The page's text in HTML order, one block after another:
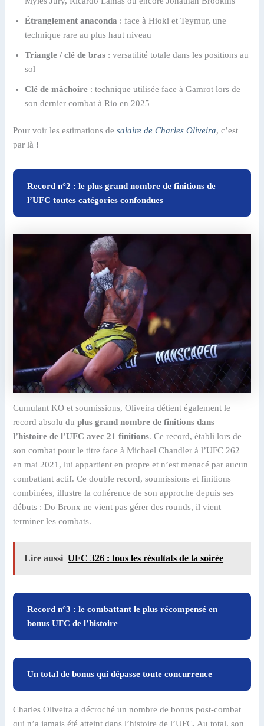
Étranglement anaconda : face à Hioki et Teymur, une
technique rare au plus haut niveau
Triangle / clé de bras : versatilité totale dans les positions au
sol
Clé de mâchoire : technique utilisée face à Gamrot lors de
son dernier combat à Rio en 2025
Pour voir les estimations desalaire de Charles Oliveira, c’est
par là !
Record n°2 : le plus grand nombre de finitions de
l’UFC toutes catégories confondues
Cumulant KO et soumissions, Oliveira détient également le
record absolu duplus grand nombre de finitions dans
l’histoire de l’UFC avec 21 finitions. Ce record, établi lors de
son combat pour le titre face à Michael Chandler à l’UFC 262
en mai 2021, lui appartient en propre et n’est menacé par aucun
combattant actif. Ce double record, soumissions et finitions
combinées, illustre la cohérence de son approche depuis ses
débuts : Do Bronx ne vient pas gérer des rounds, il vient
terminer les combats.
Lire aussi UFC 326 : tous les résultats de la soirée
Record n°3 : le combattant le plus récompensé en
bonus UFC de l’histoire
Un total de bonus qui dépasse toute concurrence
Charles Oliveira a décroché un nombre de bonus post-combat
qui n’a jamais été atteint dans l’histoire de l’UFC. Au total, son